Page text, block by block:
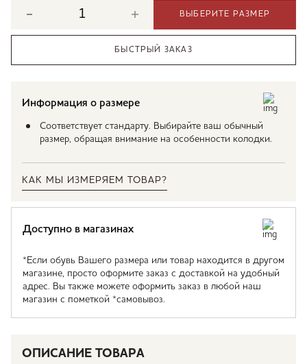
ВЫБЕРИТЕ РАЗМЕР
БЫСТРЫЙ ЗАКАЗ
Информация о размере
Соответствует стандарту. Выбирайте ваш обычный
размер, обращая внимание на особенности колодки.
КАК МЫ ИЗМЕРЯЕМ ТОВАР?
Доступно в магазинах
*Если обувь Вашего размера или товар находится в другом
магазине, просто оформите заказ с доставкой на удобный
адрес. Вы также можете оформить заказ в любой наш
магазин с пометкой *самовывоз.
ОПИСАНИЕ ТОВАРА